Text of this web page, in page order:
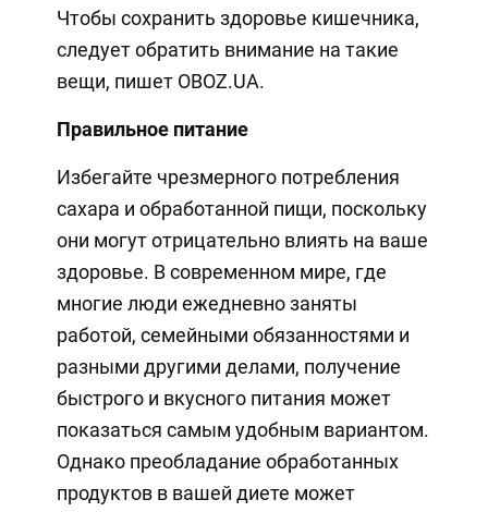
Чтобы сохранить здоровье кишечника,
следует обратить внимание на такие
вещи, пишет OBOZ.UA.
Правильное питание
Избегайте чрезмерного потребления
сахара и обработанной пищи, поскольку
они могут отрицательно влиять на ваше
здоровье. В современном мире, где
многие люди ежедневно заняты
работой, семейными обязанностями и
разными другими делами, получение
быстрого и вкусного питания может
показаться самым удобным вариантом.
Однако преобладание обработанных
продуктов в вашей диете может